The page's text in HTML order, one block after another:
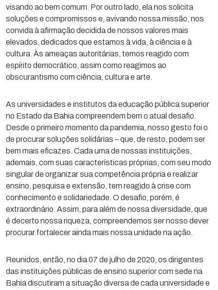
visando ao bem comum. Por outro lado, ela nos solicita
soluções e compromissos e, avivando nossa missão, nos
convida à afirmação decidida de nossos valores mais
elevados, dedicados que estamos à vida, à ciência e à
cultura. Às ameaças autoritárias, temos reagido com
espírito democrático, assim como reagimos ao
obscurantismo com ciência, cultura e arte.
As universidades e institutos da educação pública superior
no Estado da Bahia compreendem bem o atual desafio.
Desde o primeiro momento da pandemia, nosso gesto foi o
de procurar soluções solidárias – que, de resto, podem ser
bem mais eficazes. Cada uma de nossas instituições,
ademais, com suas características próprias, com seu modo
singular de organizar sua competência própria e realizar
ensino, pesquisa e extensão, tem reagido à crise com
conhecimento e solidariedade. O desafio, porém, é
extraordinário. Assim, para além de nossa diversidade, que
é decerto nossa riqueza, compreendemos ser nosso dever
procurar fortalecer ainda mais nossa unidade na ação.
Reunidos, então, no dia 07 de julho de 2020, os dirigentes
das instituições públicas de ensino superior com sede na
Bahia discutiram a situação diversa de cada universidade e